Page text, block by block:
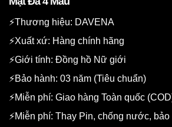
⚡️Thương hiệu: DAVENA
⚡️Xuất xứ: Hàng chính hãng
⚡️Giới tính: Đồng hồ Nữ giới
⚡️Bảo hành: 03 năm (Tiêu chuẩn)
⚡️Miễn phí: Giao hàng Toàn quốc
⚡️Miễn phí: Thay Pin, chống nước,